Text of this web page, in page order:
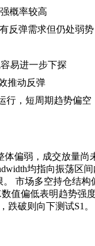
概率较高
反弹需求但仍处弱势
易进一步下探
推动反弹
行，短周期趋势偏空
偏弱，成交放量
均指向振荡
市场多空持仓结
偏低表明趋势
跌破则向下测试